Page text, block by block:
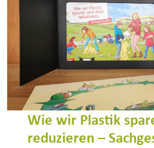
Wie wir Plastik
reduzieren –